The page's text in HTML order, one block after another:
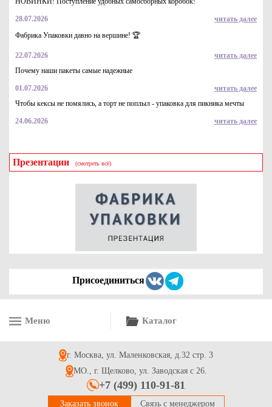
28.07.2026
читать далее
Фабрика Упаковки давно на вершине! 🏆
22.07.2026
читать далее
Почему наши пакеты самые надежные
01.07.2026
читать далее
Чтобы кексы не помялись, а торт не поплыл - упаковка для пикника мечты
24.06.2026 читать далее
Презентации (смотреть всё)
Присоединиться
Меню Каталог
г. Москва, ул. Маленковская, д.32 стр. 3
МО., г. Щелково, ул. Заводская с 26.
+7 (499) 110-91-81
Заказать звонок Связь с менеджером